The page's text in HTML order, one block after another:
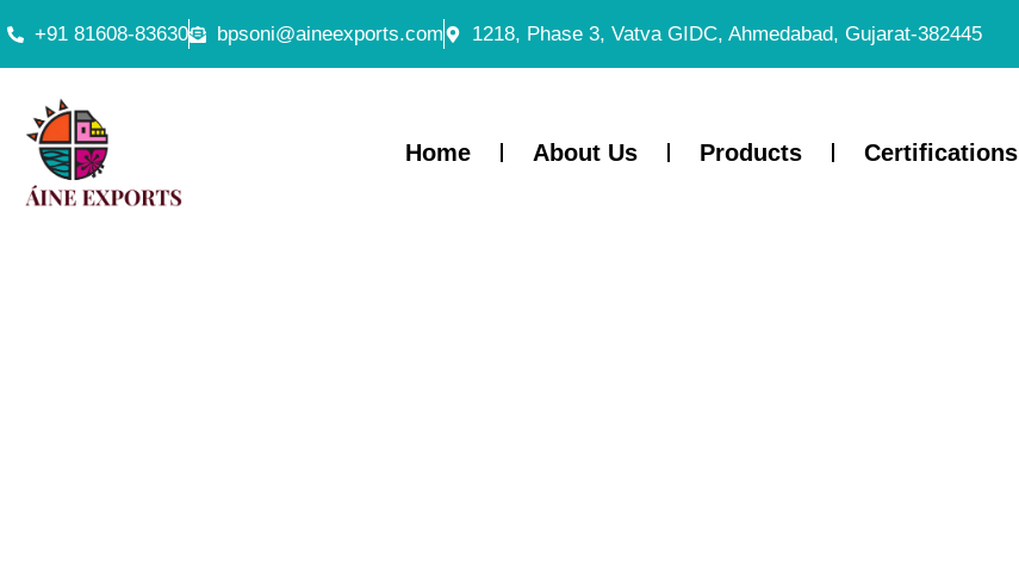
+91 81608-83630 bpsoni@aineexports.com 1218, Phase 3, Vatva GIDC, Ahmedabad, Gujarat-382445
Home About Us Products Certifications